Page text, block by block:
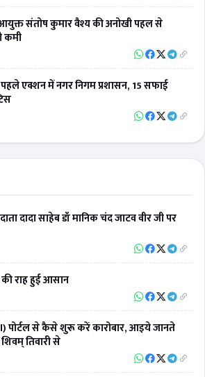
संतोष कुमार वैश्य की अनोखी पहल से
कमी
एक्शन में नगर निगम प्रशासन, 15 सफाई
दादा साहेब डॉ मानिक चंद जाटव वीर जी पर
राह हुई आसान
पोर्टल से कैसे शुरू करें कारोबार, आइये जानते
तिवारी से